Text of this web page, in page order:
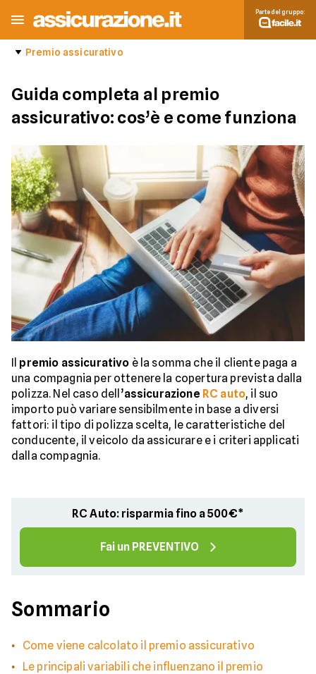
Parte del gruppo:
Premio assicurativo
Guida completa al premio
assicurativo: cos’è e come funziona
Il premio assicurativo è la somma che il cliente paga a
una compagnia per ottenere la copertura prevista dalla
polizza. Nel caso dell’assicurazione RC auto, il suo
importo può variare sensibilmente in base a diversi
fattori: il tipo di polizza scelta, le caratteristiche del
conducente, il veicolo da assicurare e i criteri applicati
dalla compagnia.
RC Auto: risparmia fino a 500€*
Fai un PREVENTIVO
Sommario
Come viene calcolato il premio assicurativo
Le principali variabili che influenzano il premio